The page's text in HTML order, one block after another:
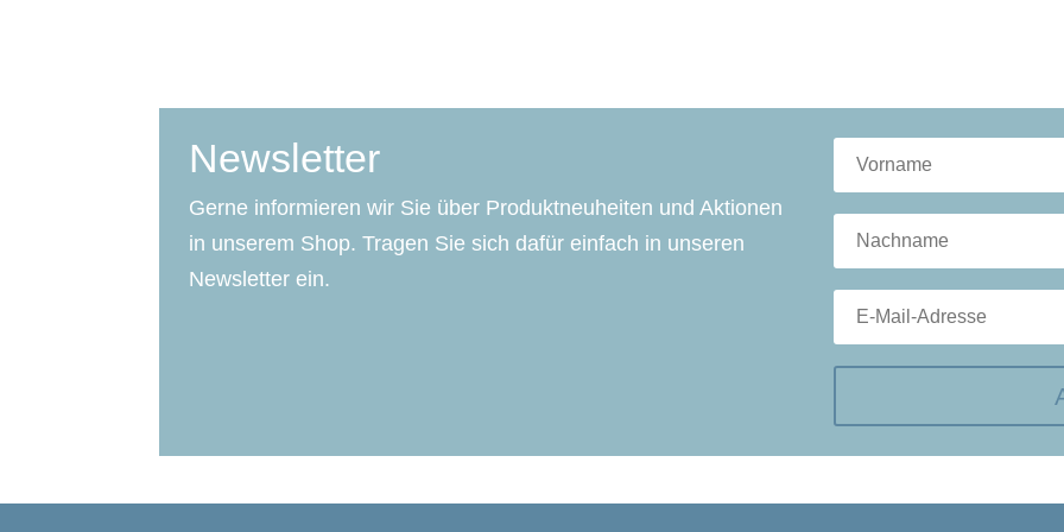
Newsletter
Gerne informieren wir Sie über Produktneuheiten und Aktionen
in unserem Shop. Tragen Sie sich dafür einfach in unseren
Newsletter ein.